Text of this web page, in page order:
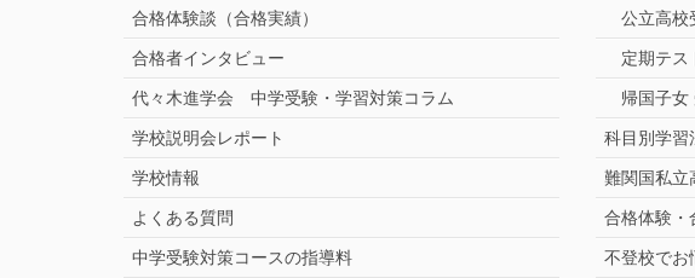
合格体験談（合格実績）
合格者インタビュー
代々木進学会 中学受験・学習対策コラム
学校説明会レポート
学校情報
よくある質問
中学受験対策コースの指導料
公立高校
定期テス
帰国子女
科目別学習
難関国私立
合格体験・
不登校でお